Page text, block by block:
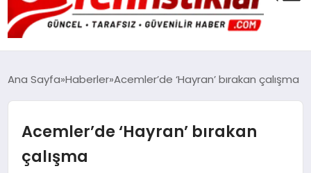
DÜNYA
Ana Sayfa Haberler Acemler’de ‘Hayran’ bırakan çalışma
Acemler’de ‘Hayran’ bırakan
çalışma